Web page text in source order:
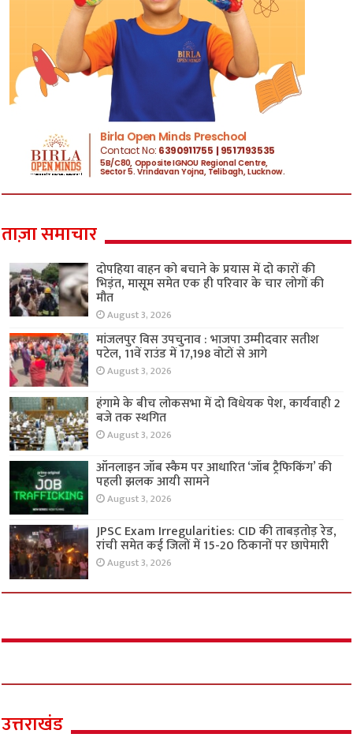
ताज़ा समाचार
दोपहिया वाहन को बचाने के प्रयास में दो कारों की
भिड़ंत, मासूम समेत एक ही परिवार के चार लोगों की
मौत
August 3, 2026
मांजलपुर विस उपचुनाव : भाजपा उम्मीदवार सतीश
पटेल, 11वें राउंड में 17,198 वोटों से आगे
August 3, 2026
हंगामे के बीच लोकसभा में दो विधेयक पेश, कार्यवाही 2
बजे तक स्थगित
August 3, 2026
ऑनलाइन जॉब स्कैम पर आधारित ‘जॉब ट्रैफिकिंग’ की
पहली झलक आयी सामने
August 3, 2026
JPSC Exam Irregularities: CID की ताबड़तोड़ रेड,
रांची समेत कई जिलों में 15-20 ठिकानों पर छापेमारी
August 3, 2026
उत्तराखंड